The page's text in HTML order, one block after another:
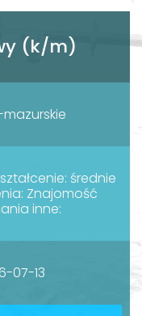
(k/m)
średnie
Znajomość
inne:
07-13